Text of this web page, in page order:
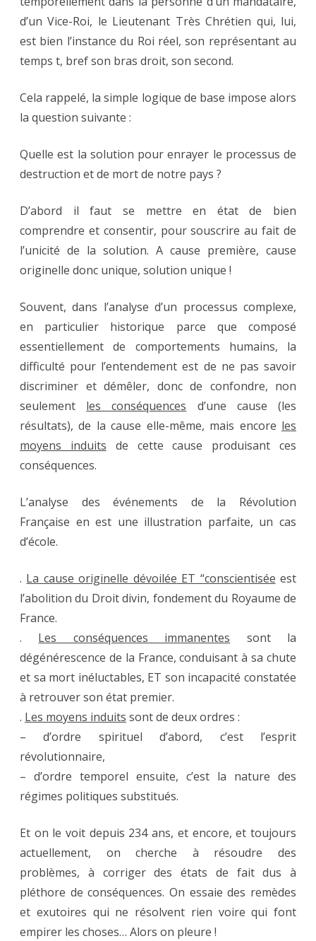
d’un Vice-Roi, le Lieutenant Très Chrétien qui, lui,
est bien l’instance du Roi réel, son représentant au
temps t, bref son bras droit, son second.
Cela rappelé, la simple logique de base impose alors
la question suivante :
Quelle est la solution pour enrayer le processus de
destruction et de mort de notre pays ?
D’abord il faut se mettre en état de bien
comprendre et consentir, pour souscrire au fait de
l’unicité de la solution. A cause première, cause
originelle donc unique, solution unique !
Souvent, dans l’analyse d’un processus complexe,
en particulier historique parce que composé
essentiellement de comportements humains, la
difficulté pour l’entendement est de ne pas savoir
discriminer et démêler, donc de confondre, non
seulement les conséquences d’une cause (les
résultats), de la cause elle-même, mais encore les
moyens induits de cette cause produisant ces
conséquences.
L’analyse des événements de la Révolution
Française en est une illustration parfaite, un cas
d’école.
. La cause originelle dévoilée ET “conscientisée est
l’abolition du Droit divin, fondement du Royaume de
France.
. Les conséquences immanentes sont la
dégénérescence de la France, conduisant à sa chute
et sa mort inéluctables, ET son incapacité constatée
à retrouver son état premier.
. Les moyens induits sont de deux ordres :
– d’ordre spirituel d’abord, c’est l’esprit
révolutionnaire,
– d’ordre temporel ensuite, c’est la nature des
régimes politiques substitués.
Et on le voit depuis 234 ans, et encore, et toujours
actuellement, on cherche à résoudre des
problèmes, à corriger des états de fait dus à
pléthore de conséquences. On essaie des remèdes
et exutoires qui ne résolvent rien voire qui font
empirer les choses… Alors on pleure !